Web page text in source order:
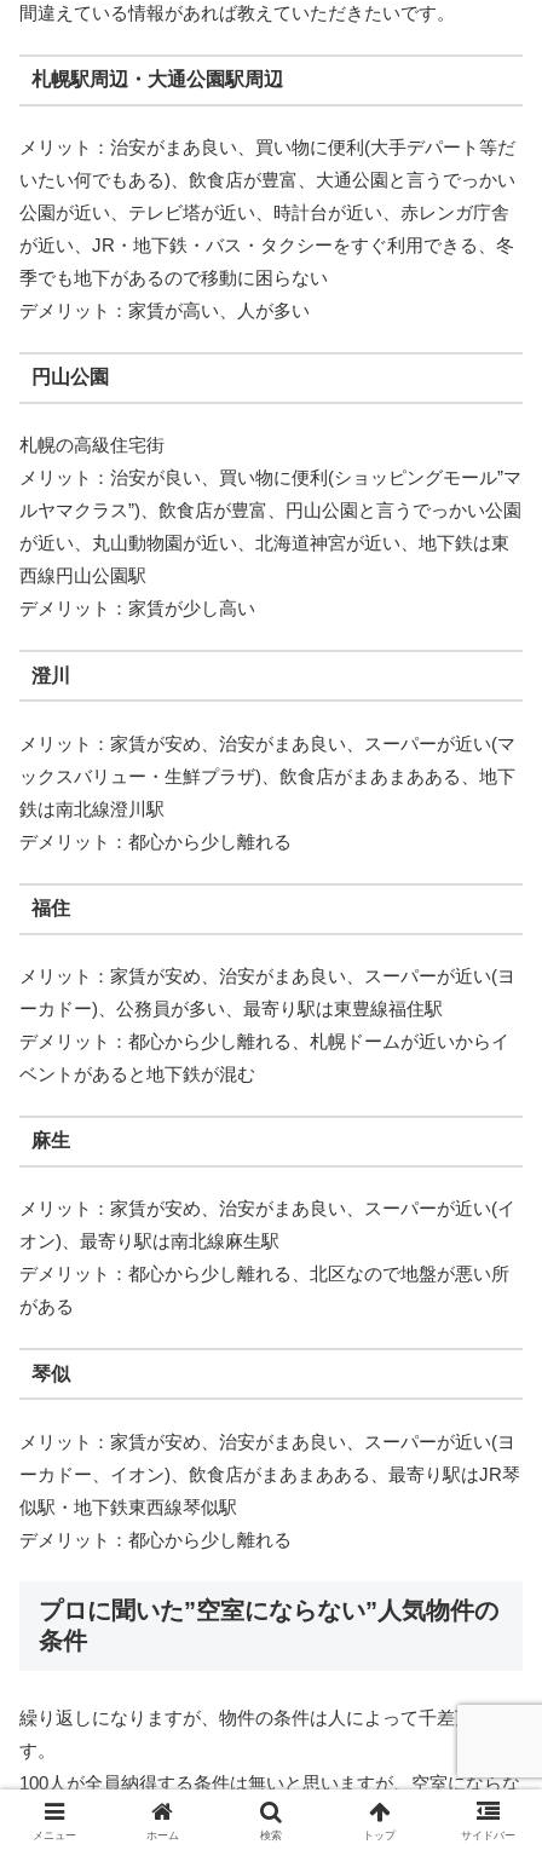
間違えている情報があれば教えていただきたいです。
札幌駅周辺・大通公園駅周辺
メリット：治安がまあ良い、買い物に便利(大手デパート等だ
いたい何でもある)、飲食店が豊富、大通公園と言うでっかい
公園が近い、テレビ塔が近い、時計台が近い、赤レンガ庁舎
が近い、JR・地下鉄・バス・タクシーをすぐ利用できる、冬
季でも地下があるので移動に困らない
デメリット：家賃が高い、人が多い
円山公園
札幌の高級住宅街
メリット：治安が良い、買い物に便利(ショッピングモール”マ
ルヤマクラス”)、飲食店が豊富、円山公園と言うでっかい公園
が近い、丸山動物園が近い、北海道神宮が近い、地下鉄は東
西線円山公園駅
デメリット：家賃が少し高い
澄川
メリット：家賃が安め、治安がまあ良い、スーパーが近い(マ
ックスバリュー・生鮮プラザ)、飲食店がまあまあある、地下
鉄は南北線澄川駅
デメリット：都心から少し離れる
福住
メリット：家賃が安め、治安がまあ良い、スーパーが近い(ヨ
ーカドー)、公務員が多い、最寄り駅は東豊線福住駅
デメリット：都心から少し離れる、札幌ドームが近いからイ
ベントがあると地下鉄が混む
麻生
メリット：家賃が安め、治安がまあ良い、スーパーが近い(イ
オン)、最寄り駅は南北線麻生駅
デメリット：都心から少し離れる、北区なので地盤が悪い所
がある
琴似
メリット：家賃が安め、治安がまあ良い、スーパーが近い(ヨ
ーカドー、イオン)、飲食店がまあまあある、最寄り駅はJR琴
似駅・地下鉄東西線琴似駅
デメリット：都心から少し離れる
プロに聞いた”空室にならない”人気物件の
条件
繰り返しになりますが、物件の条件は人によって千差万別で
す。
100人が全員納得する条件は無いと思いますが、空室にならな
い人気の物件の条件を教えてもらったので記載します。
メニュー ホーム 検索 トップ サイドバー